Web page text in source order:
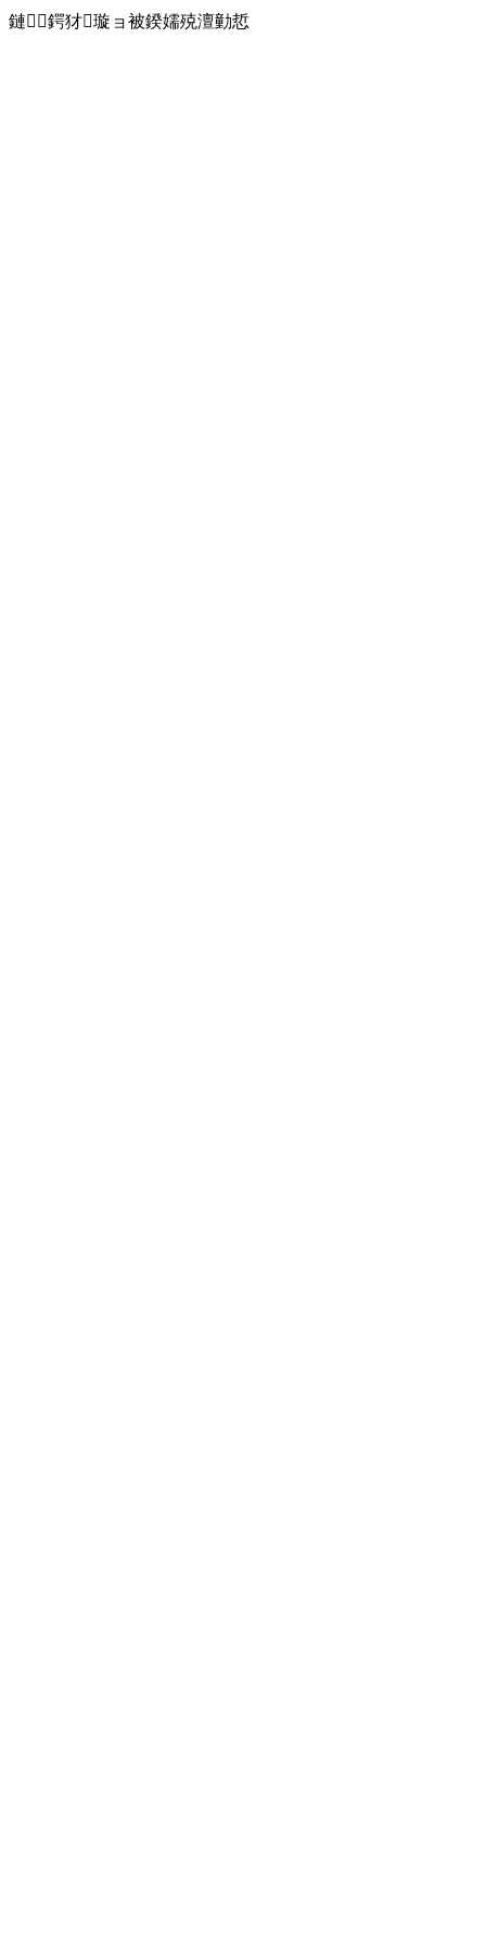
鏈鍔犲璇ョ被鍨嬬殑澶勭悊